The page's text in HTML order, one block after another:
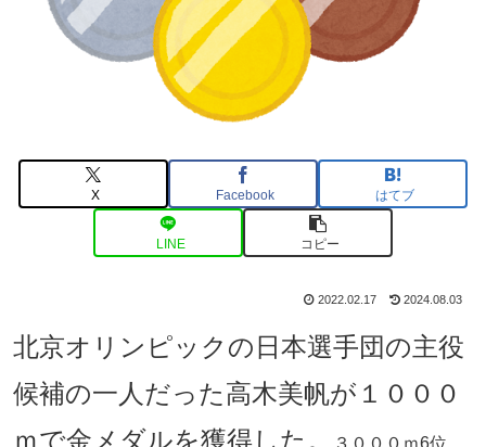
X Facebook はてブ
LINE コピー
2022.02.17 2024.08.03
北京オリンピックの日本選手団の主役
候補の一人だった高木美帆が１０００
ｍで金メダルを獲得した。
３０００ｍ6位、